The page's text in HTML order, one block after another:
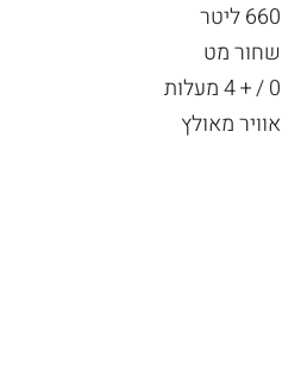
660 ליטר
שחור מט
0 / + 4 מעלות
אוויר מאולץ